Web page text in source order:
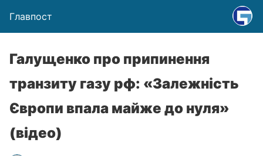
Главпост
Галущенко про припинення
транзиту газу рф: «Залежність
Європи впала майже до нуля»
(відео)